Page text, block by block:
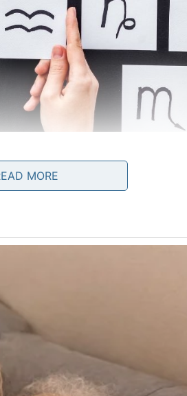
potpuno promijeniti posao ili
ste izgubili.
i sigurnosti.
MORE